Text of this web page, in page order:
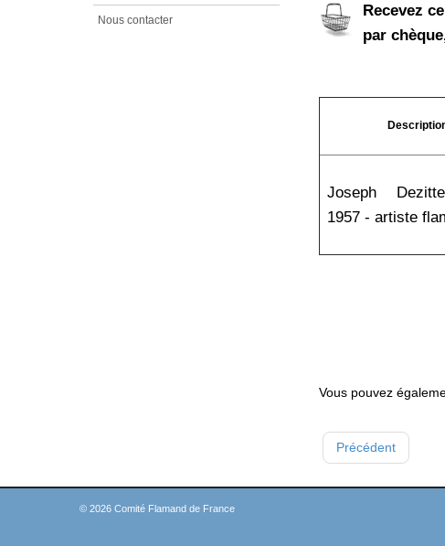
Nous contacter
Recevez
par
Joseph
1957 - artiste
Vous pouvez
Précédent
© 2026 Comité Flamand de France